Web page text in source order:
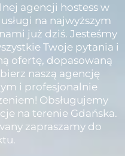
agencji hostess w
na najwyższym
już dziś. Jesteśmy
Twoje pytania i
ofertę, dopasowaną
naszą agencję
i profesjonalnie
Obsługujemy
na terenie Gdańska.
zapraszamy do